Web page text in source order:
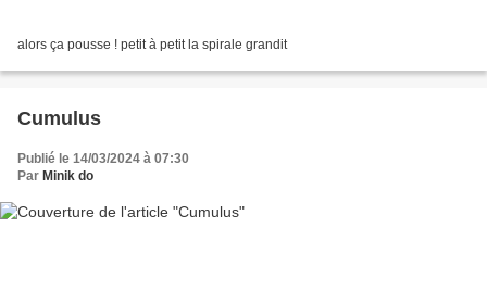
alors ça pousse ! petit à petit la spirale grandit
Cumulus
Publié le 14/03/2024 à 07:30
Par Minik do